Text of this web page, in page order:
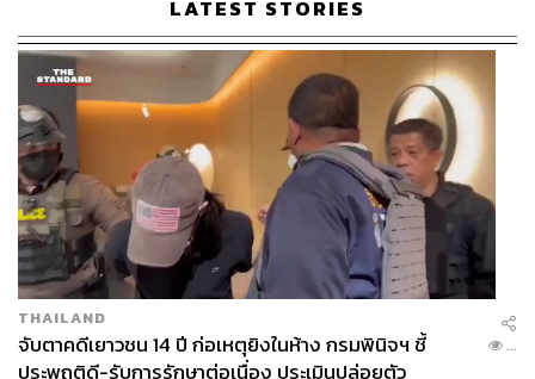
LATEST STORIES
THAILAND
จับตาคดีเยาวชน 14 ปี ก่อเหตุยิงในห้าง กรมพินิจฯ ชี้
ประพฤติดี-รับการรักษาต่อเนื่อง ประเมินปล่อยตัว
...